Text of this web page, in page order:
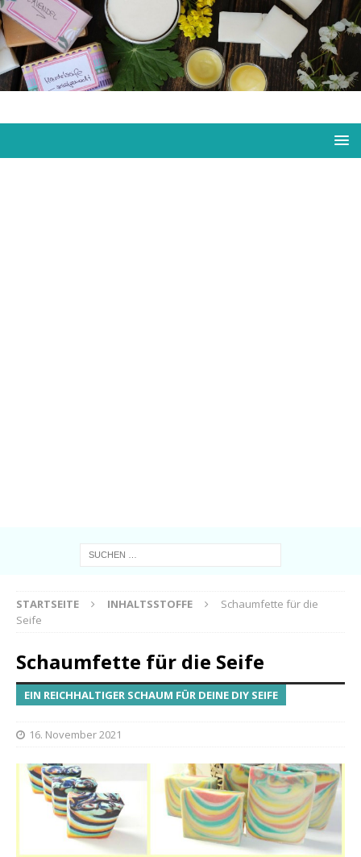
STARTSEITE INHALTSSTOFFE
Schaumfette für die
Seife
Schaumfette für die Seife
EIN REICHHALTIGER SCHAUM FÜR DEINE DIY SEIFE
16. November 2021